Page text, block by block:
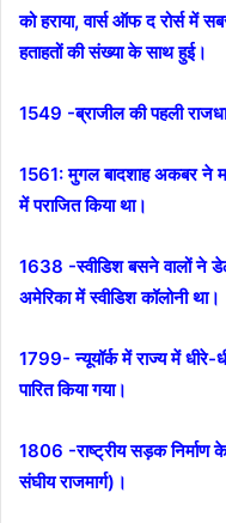
को हराया, वार्स ऑफ द रोर्स
हताहतों की संख्या के साथ हुई।
1549 -ब्राजील की पहली
1561:मुगल बादशाह अकबर ने
में पराजित किया था।
1638 -स्वीडिश बसने वालों ने
अमेरिका में स्वीडिश कॉलोनी था।
1799- न्यूयॉर्क में राज्य में
पारित किया गया।
1806 -राष्ट्रीय सड़क निर्माण
संघीय राजमार्ग)।